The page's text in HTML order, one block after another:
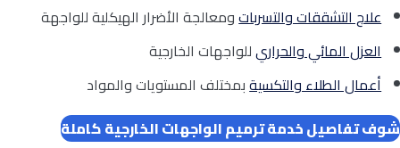
علاج التشققات والتسرباتومعالجة الأضرار الهيكلية للواجهة
العزل المائي والحراريللواجهات الخارجية
أعمال الطلاء والتكسيةبمختلف المستويات والمواد
شوف تفاصيل خدمة ترميم الواجهات الخارجية كاملة